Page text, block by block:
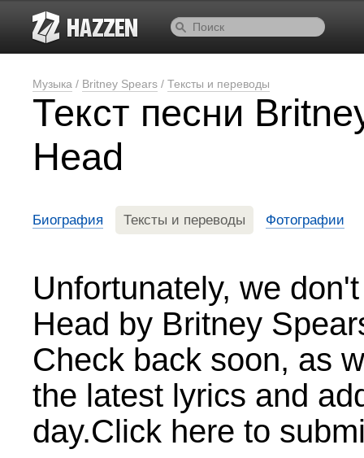
Музыка / Britney Spears / Тексты и переводы
Текст песни
Head
Биография Тексты и переводы Фотографии
Unfortunately, we
Head by Britney
Check back soon, as
the latest lyrics and
day.Click here to